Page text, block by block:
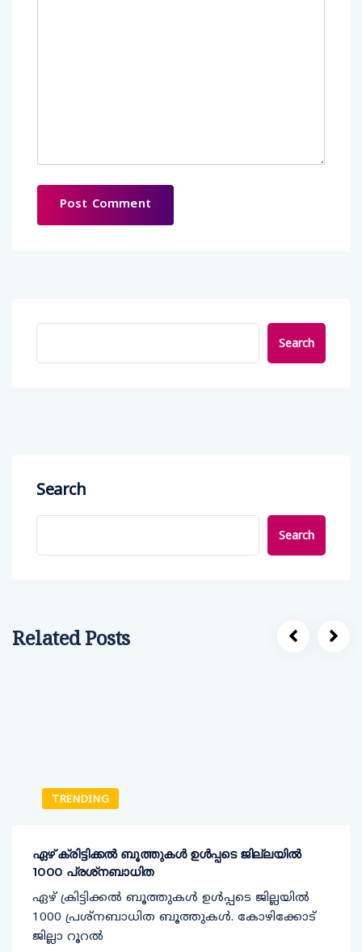
Search
Search
Search
Related Posts
TRENDING
ഏഴ് ക്രിട്ടിക്കല്‍ ബൂത്തുകള്‍ ഉള്‍പ്പടെ ജില്ലയില്‍
1000 പ്രശ്‌നബാധിത
ഏഴ് ക്രിട്ടിക്കല്‍ ബൂത്തുകള്‍ ഉള്‍പ്പടെ ജില്ലയില്‍
1000 പ്രശ്‌നബാധിത ബൂത്തുകള്‍. കോഴിക്കോട്
ജില്ലാ റൂറല്‍